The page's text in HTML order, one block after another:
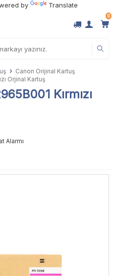
by Translate
0
Canon Orijinal Kartuş
Orjinal Kartuş
Kırmızı
Alarmı